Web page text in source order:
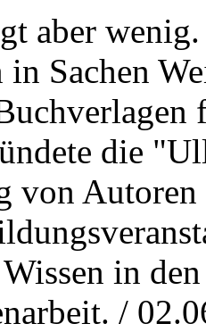
aber
in Sachen
die
von Autoren
in
/